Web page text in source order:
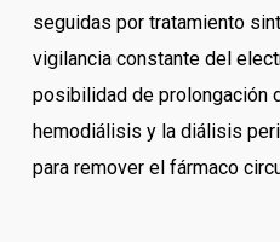
seguidas por tratamiento
vigilancia constante del
posibilidad de prolongación
hemodiálisis y la diálisis
para remover el fármaco